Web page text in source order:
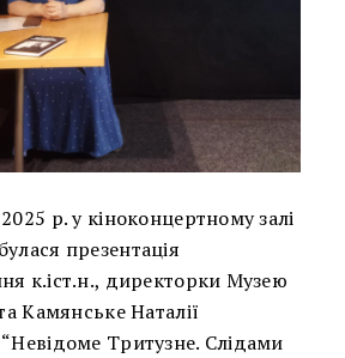
р. у кіноконцертному залі
презентація
к.іст.н., директорки Музею
Камянське Наталії
Тритузне. Слідами